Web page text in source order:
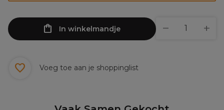
In winkelmandje
Voeg toe aan je shoppinglist